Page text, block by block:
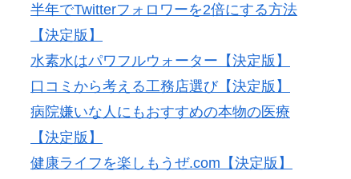
半年でTwitterフォロワーを2倍にする方法
【決定版】
水素水はパワフルウォーター【決定版】
口コミから考える工務店選び【決定版】
病院嫌いな人にもおすすめの本物の医療
【決定版】
健康ライフを楽しもうぜ.com【決定版】